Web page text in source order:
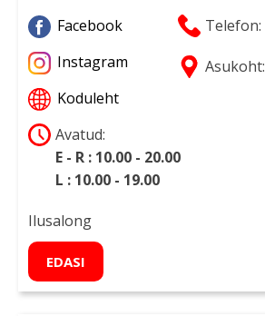
Facebook
Instagram
Koduleht
Telefon:
Asukoht:
Avatud:
E - R : 10.00 - 20.00
L : 10.00 - 19.00
Ilusalong
EDASI